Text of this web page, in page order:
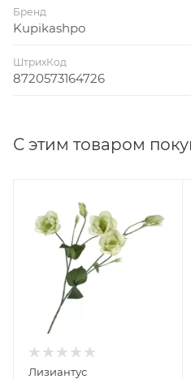
Бренд
Kupikashpo
ШтрихКод
8720573164726
С этим товаром
Лизиантус